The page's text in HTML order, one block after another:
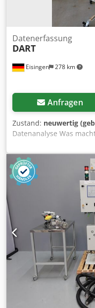
Eisingen 278 km
Datenerfassung
DART
Anfragen
Zustand: neuwertig
Datenanalyse Was
einheitlich sammeln
Dcodpoyr Ec Tjfx Ah
Entscheidungen auf
treffen